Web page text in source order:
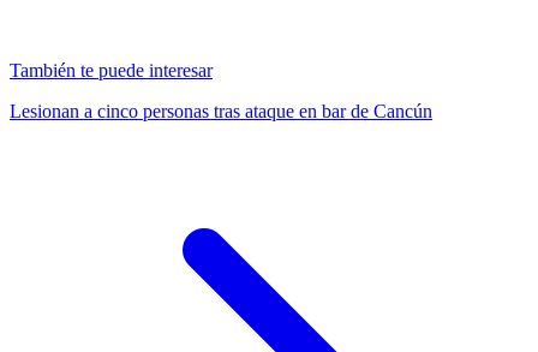
También te puede interesar
Lesionan a cinco personas tras ataque en bar de Cancún